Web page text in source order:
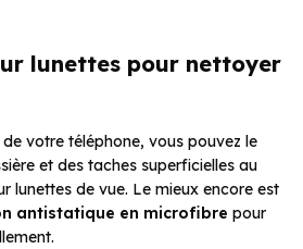
lunettes pour nettoyer
votre téléphone, vous pouvez le
et des taches superficielles au
lunettes de vue. Le mieux encore est
antistatique en microfibre pour